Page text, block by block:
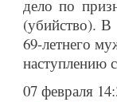
дело по
(убийство). В
69-летнего
наступлению
07 февраля